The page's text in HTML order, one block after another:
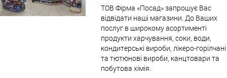
ТОВ Фірма «Посад» запрошує Вас
відвідати наші магазини. До Ваших
послуг в широкому асортименті
продукти харчування, соки, води,
кондитерські вироби, лікеро-горілчані
та тютюнові вироби, канцтовари та
побутова хімія.